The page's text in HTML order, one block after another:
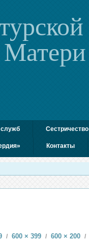
служб Сестричество
Контакты
/ 600 × 399 / 600 × 200 /